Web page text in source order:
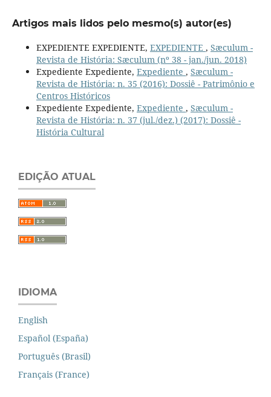
Artigos mais lidos pelo mesmo(s) autor(es)
EXPEDIENTE EXPEDIENTE, EXPEDIENTE , Sæculum -
Revista de História: Sæculum (nº 38 - jan./jun. 2018)
Expediente Expediente, Expediente , Sæculum -
Revista de História: n. 35 (2016): Dossiê - Patrimônio e
Centros Históricos
Expediente Expediente, Expediente , Sæculum -
Revista de História: n. 37 (jul./dez.) (2017): Dossiê -
História Cultural
EDIÇÃO ATUAL
IDIOMA
English
Español (España)
Português (Brasil)
Français (France)